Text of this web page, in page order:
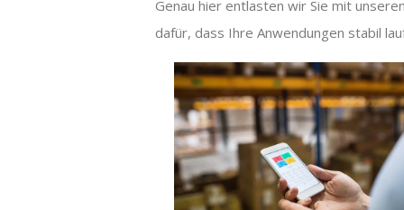
Genau hier entlasten wir Sie mit
dafür, dass Ihre Anwendungen stabil